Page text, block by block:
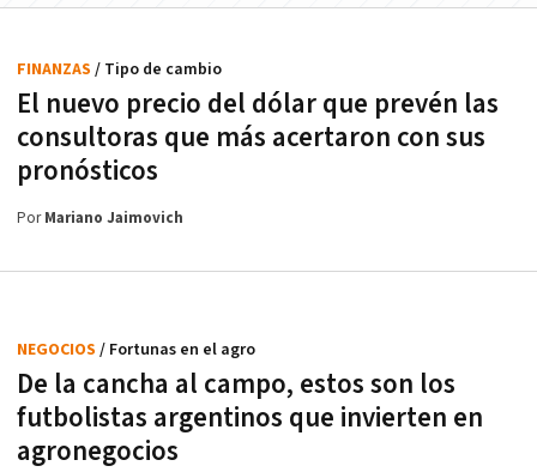
El nuevo precio del dólar que prevén las
consultoras que más acertaron con sus
pronósticos
FINANZAS / Tipo de cambio
PorMariano Jaimovich
De la cancha al campo, estos son los
futbolistas argentinos que invierten en
agronegocios
NEGOCIOS / Fortunas en el agro